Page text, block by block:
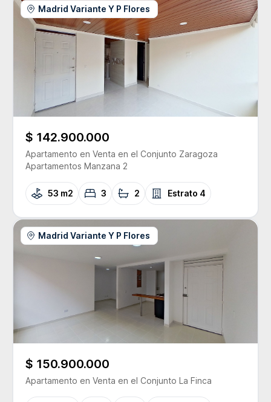
Madrid Variante Y P Flores
$ 142.900.000
Apartamento en Venta en el Conjunto Zaragoza
Apartamentos Manzana 2
53 m2 3 2 Estrato 4
Madrid Variante Y P Flores
$ 150.900.000
Apartamento en Venta en el Conjunto La Finca